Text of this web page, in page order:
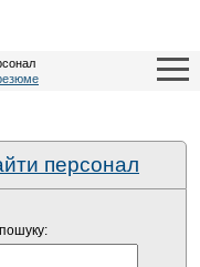
персонал